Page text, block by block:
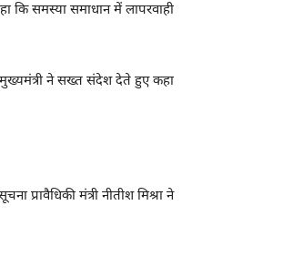
कि समस्या समाधान में लापरवाही
ने सख्त संदेश देते हुए कहा
प्रावैधिकी मंत्री नीतीश मिश्रा ने